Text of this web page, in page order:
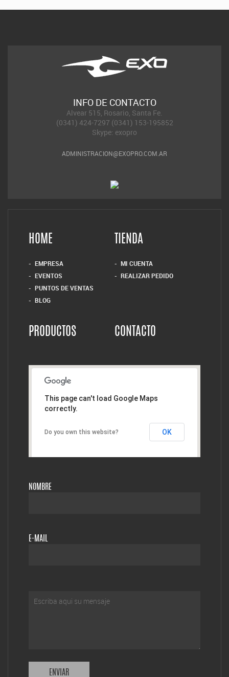
INFO DE CONTACTO
Alvear 515, Rosario, Santa Fe.
(0341) 424-7297 (0341) 153-195852
Skype: exopro
ADMINISTRACION@EXOPRO.COM.AR
HOME
EMPRESA
EVENTOS
PUNTOS DE VENTAS
BLOG
TIENDA
MI CUENTA
REALIZAR PEDIDO
PRODUCTOS CONTACTO
This page can't load Google Maps
correctly.
Do you own this website? OK
NOMBRE
E-MAIL